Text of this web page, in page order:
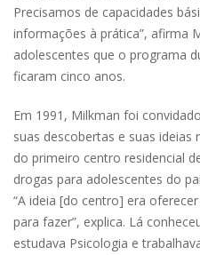
Precisamos de capacidades
informações à prática”, afirma
adolescentes que o programa
ficaram cinco anos.
Em 1991, Milkman foi
suas descobertas e suas ideias
do primeiro centro residencial
drogas para adolescentes do
“A ideia [do centro] era
para fazer”, explica. Lá
estudava Psicologia e